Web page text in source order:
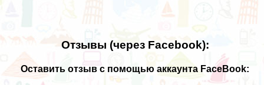
Отзывы (через Facebook):
Оставить отзыв с помощью аккаунта FaceBook: